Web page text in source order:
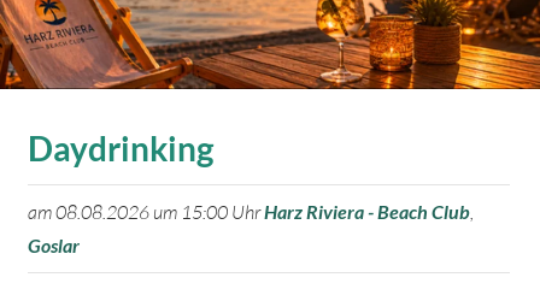
Daydrinking
am 08.08.2026 um 15:00 UhrHarz Riviera - Beach Club,
Goslar